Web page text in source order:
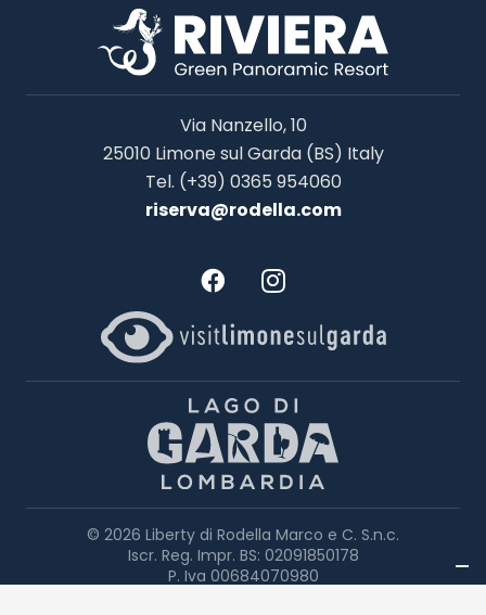
Via Nanzello, 10
25010 Limone sul Garda (BS) Italy
Tel. (+39) 0365 954060
riserva@rodella.com
© 2026 Liberty di Rodella Marco e C. S.n.c.
Iscr. Reg. Impr. BS: 02091850178
P. Iva 00684070980